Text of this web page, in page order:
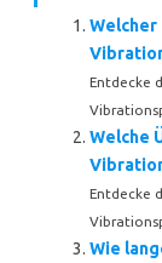
Entdecke
Welche
Entdecke
Wie